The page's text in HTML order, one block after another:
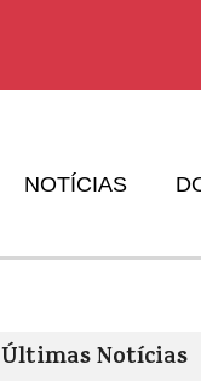
NOTÍCIAS
Últimas Notícias